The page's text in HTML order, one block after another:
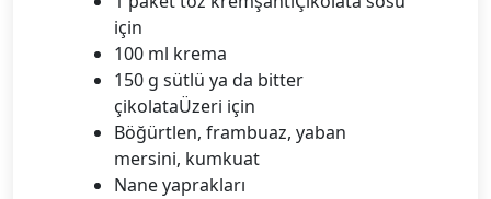
için
100 ml krema
150 g sütlü ya da bitter
çikolataÜzeri için
Böğürtlen, frambuaz, yaban
mersini, kumkuat
Nane yaprakları